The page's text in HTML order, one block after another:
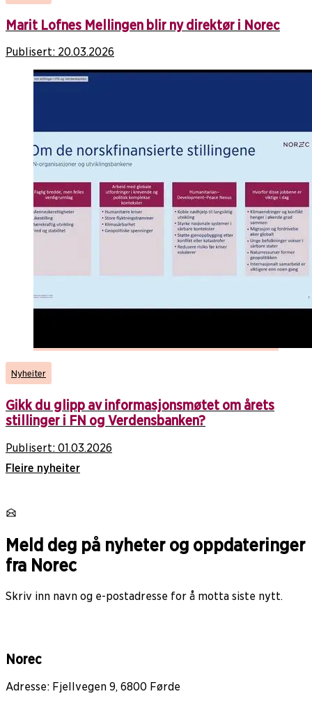
Marit Lofnes Mellingen blir ny direktør i Norec
Publisert: 20.03.2026
Nyheiter
Gikk du glipp av informasjonsmøtet om årets
stillinger i FN og Verdensbanken?
Publisert: 01.03.2026
Fleire nyheiter
Meld deg på nyheter og oppdateringer
fra Norec
Skriv inn navn og e-postadresse for å motta siste nytt.
Norec
Adresse: Fjellvegen 9, 6800 Førde